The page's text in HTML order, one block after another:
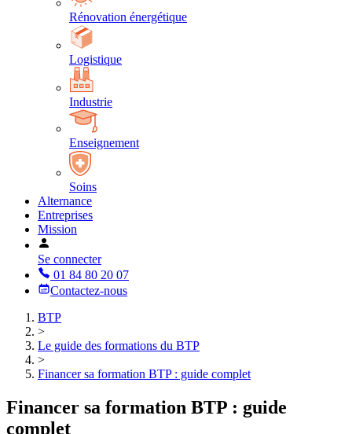
Rénovation énergétique
Logistique
Industrie
Enseignement
Soins
Alternance
Entreprises
Mission
Se connecter
01 84 80 20 07
Contactez-nous
BTP
>
Le guide des formations du BTP
>
Financer sa formation BTP : guide complet
Financer sa formation BTP : guide
complet